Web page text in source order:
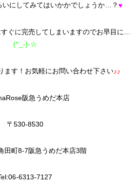
いにしてみてはいかかでしょうか…？♥
ぐに完売してしまいますのでお早目に…
(^_-)-☆
ます！お気軽にお問い合わせ下さい♪♪
阪急うめだ本店
〒530-8530
田町8-7阪急うめだ本店3階
6313-7127